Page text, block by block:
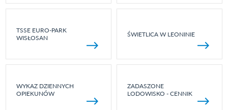
TSSE EURO-PARK
WISŁOSAN
ŚWIETLICA W LEONINIE
WYKAZ DZIENNYCH
OPIEKUNÓW
ZADASZONE
LODOWISKO - CENNIK